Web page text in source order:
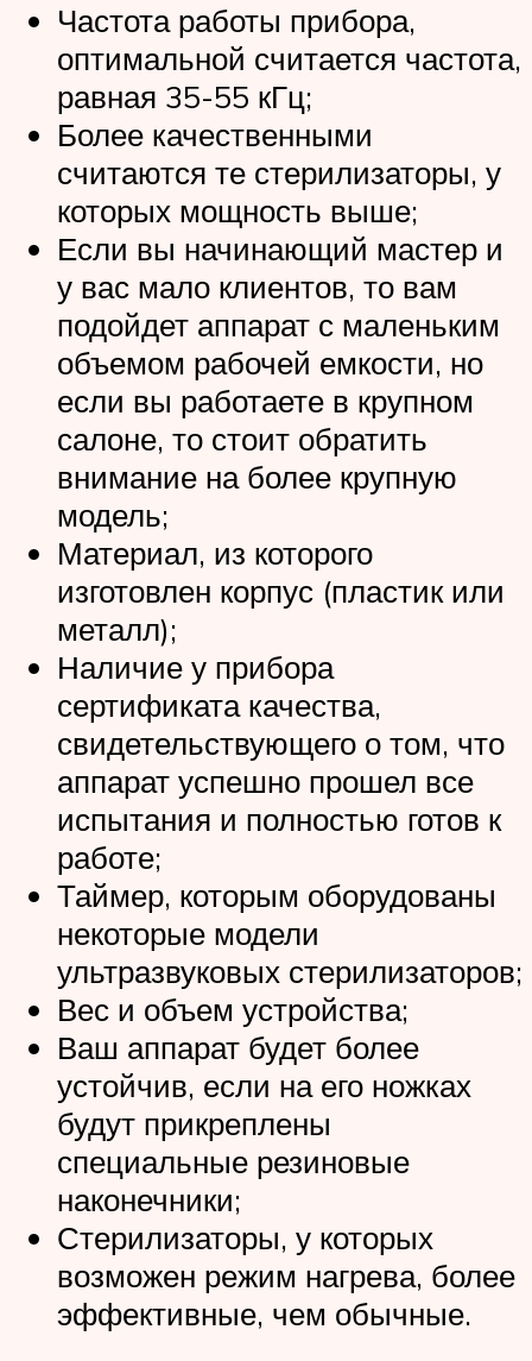
Частота работы прибора,
оптимальной считается частота,
равная 35-55 кГц;
Более качественными
считаются те стерилизаторы, у
которых мощность выше;
Если вы начинающий мастер и
у вас мало клиентов, то вам
подойдет аппарат с маленьким
объемом рабочей емкости, но
если вы работаете в крупном
салоне, то стоит обратить
внимание на более крупную
модель;
Материал, из которого
изготовлен корпус (пластик или
металл);
Наличие у прибора
сертификата качества,
свидетельствующего о том, что
аппарат успешно прошел все
испытания и полностью готов к
работе;
Таймер, которым оборудованы
некоторые модели
ультразвуковых стерилизаторов;
Вес и объем устройства;
Ваш аппарат будет более
устойчив, если на его ножках
будут прикреплены
специальные резиновые
наконечники;
Стерилизаторы, у которых
возможен режим нагрева, более
эффективные, чем обычные.